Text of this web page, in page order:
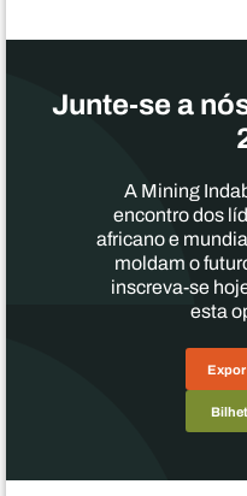
Junte-se a
A Mining
encontro dos
africano e
moldam o
inscreva-se
esta